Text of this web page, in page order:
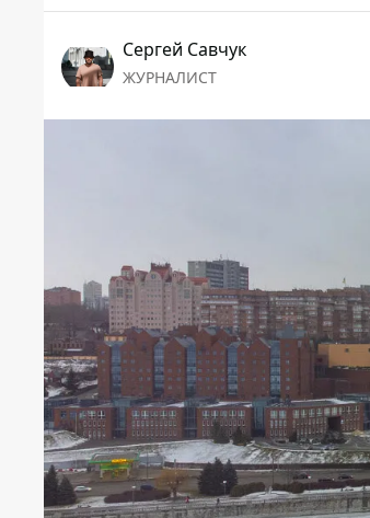
Сергей Савчук
ЖУРНАЛИСТ